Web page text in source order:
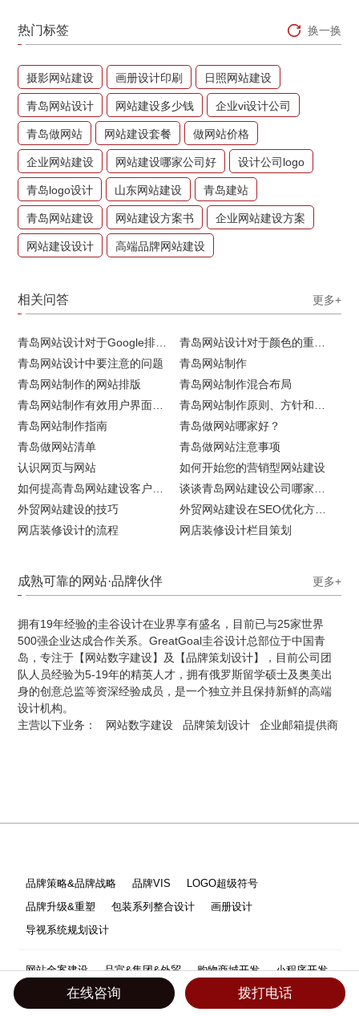
热门标签 换一换
摄影网站建设 画册设计印刷 日照网站建设
青岛网站设计 网站建设多少钱 企业vi设计公司
青岛做网站 网站建设套餐 做网站价格
企业网站建设 网站建设哪家公司好 设计公司logo
青岛logo设计 山东网站建设 青岛建站
青岛网站建设 网站建设方案书 企业网站建设方案
网站建设设计 高端品牌网站建设
相关问答 更多+
青岛网站设计中要注意的问题
青岛网站制作
青岛网站制作的网站排版
青岛网站制作混合布局
青岛网站制作指南
青岛做网站哪家好？
青岛做网站清单
青岛做网站注意事项
认识网页与网站
如何开始您的营销型网站建设
外贸网站建设的技巧
网店装修设计的流程
网店装修设计栏目策划
成熟可靠的网站·品牌伙伴 更多+
拥有19年经验的圭谷设计在业界享有盛名，目前已与25家世界
500强企业达成合作关系。GreatGoal圭谷设计总部位于中国青
岛，专注于【网站数字建设】及【品牌策划设计】，目前公司团
队人员经验为5-19年的精英人才，拥有俄罗斯留学硕士及奥美出
身的创意总监等资深经验成员，是一个独立并且保持新鲜的高端
设计机构。
主营以下业务： 网站数字建设 品牌策划设计 企业邮箱提供商
在线咨询 拨打电话
品牌策略&品牌战略 品牌VIS
LOGO超级符号
品牌升级&重塑
包装系列整合设计
画册设计
导视系统规划设计
网站全案建设 品宣&集团&外贸 购物商城开发
小程序开发
分销系统开发
品牌线上线下联合推广
企业邮箱搭建